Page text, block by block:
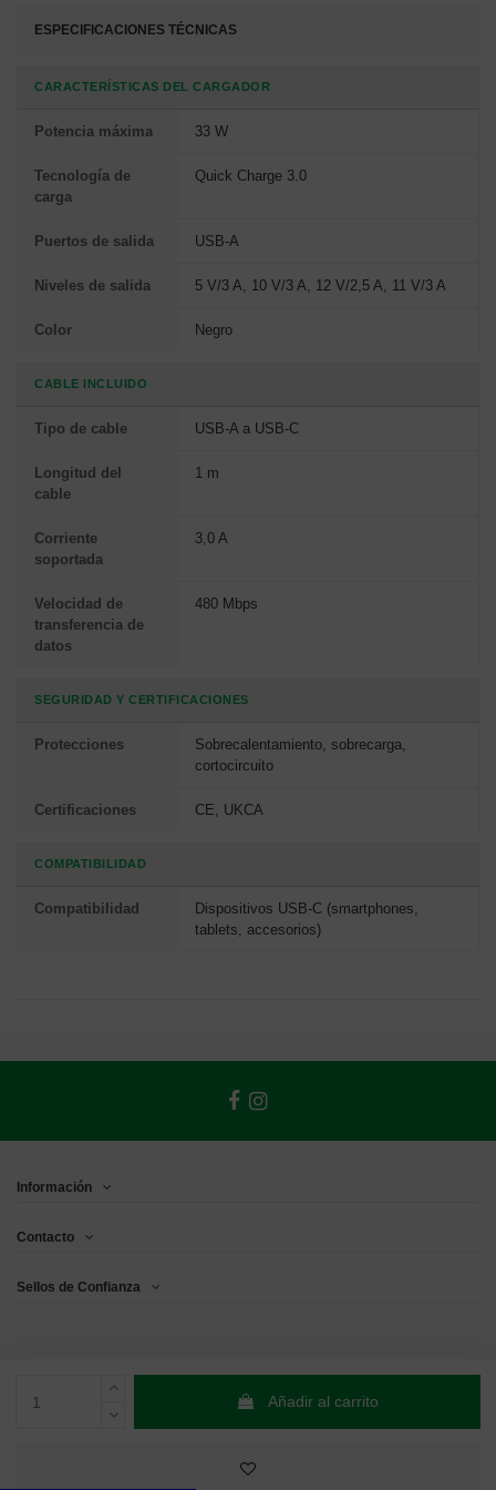
Añadir al carrito
ESPECIFICACIONES TÉCNICAS
CARACTERÍSTICAS DEL CARGADOR
Potencia máxima 33 W
Tecnología de
carga
Quick Charge 3.0
Puertos de salida USB-A
Niveles de salida 5 V/3 A, 10 V/3 A, 12 V/2,5 A, 11 V/3 A
Color Negro
CABLE INCLUIDO
Tipo de cable USB-A a USB-C
Longitud del
cable
1 m
Corriente
soportada
3,0 A
Velocidad de
transferencia de
datos
480 Mbps
SEGURIDAD Y CERTIFICACIONES
Protecciones
Sobrecalentamiento, sobrecarga,
cortocircuito
Certificaciones CE, UKCA
COMPATIBILIDAD
Compatibilidad
Dispositivos USB-C (smartphones,
tablets, accesorios)
Información
Contacto
Sellos de Confianza